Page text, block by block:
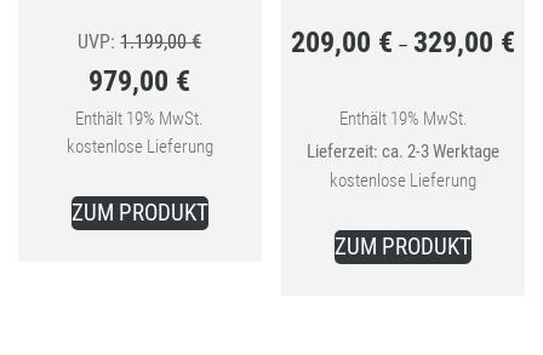
UVP: 1.199,00€Ursprünglicher
war:
1.199,00 €
979,00 €
Aktueller
Preis
ist:
979,00 €.
Enthält 19% MwSt.
kostenlose Lieferung
ZUM PRODUKT
209,00 € –329,00 €
Enthält 19% MwSt.
Lieferzeit: ca. 2-3 Werktage
kostenlose Lieferung
ZUM PRODUKTProdukt